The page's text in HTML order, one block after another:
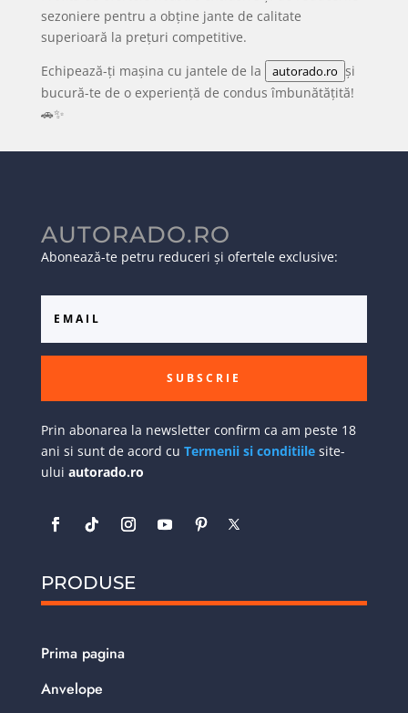
sezoniere pentru a obține jante de calitate
superioară la prețuri competitive.
Echipează-ți mașina cu jantele de la
autorado.ro și
bucură-te de o experiență de condus îmbunătățită!
🚗✨
AUTORADO.RO
Abonează-te petru reduceri și ofertele exclusive:
SUBSCRIE
Prin abonarea la newsletter confirm ca am peste 18
ani si sunt de acord cu Termenii si conditiilesite-
ului autorado.ro
PRODUSE
Prima pagina
Anvelope